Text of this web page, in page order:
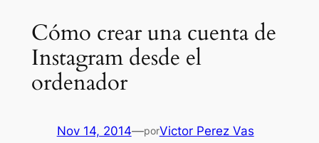
Cómo crear una cuenta de
Instagram desde el
ordenador
Nov 14, 2014—porVictor Perez Vas